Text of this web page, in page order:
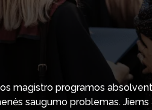
magistro programos
saugumo problemas.